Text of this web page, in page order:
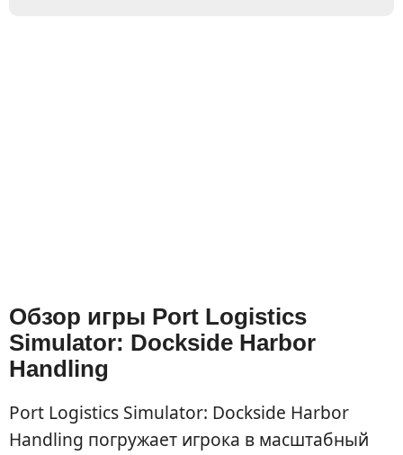
Обзор игры Port Logistics
Simulator: Dockside Harbor
Handling
Port Logistics Simulator: Dockside Harbor
Handling погружает игрока в масштабный